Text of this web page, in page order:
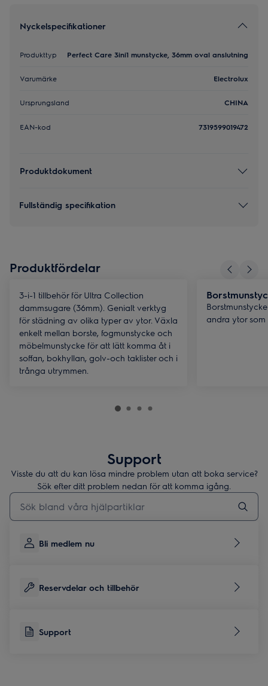
Nyckelspecifikationer
Produkttyp Perfect Care 3ini1 munstycke, 36mm oval anslutning
Varumärke Electrolux
Ursprungsland CHINA
EAN-kod 7319599019472
Produktdokument
Fullständig specifikation
Produktfördelar
3-i-1 tillbehör för Ultra Collection
dammsugare (36mm). Genialt verktyg
för städning av olika typer av ytor. Växla
enkelt mellan borste, fogmunstycke och
möbelmunstycke för att lätt komma åt i
soffan, bokhyllan, golv-och taklister och i
trånga utrymmen.
andra ytor som
Support
Visste du att du kan lösa mindre problem utan att boka service?
Sök efter ditt problem nedan för att komma igång.
Skriv här för att söka i supportartiklar
Bli medlem nu
Reservdelar och tillbehör
Support